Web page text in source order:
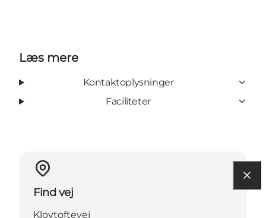
Læs mere
Kontaktoplysninger
Faciliteter
Find vej
Klovtoftevej